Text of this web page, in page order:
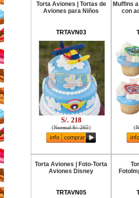
Torta Aviones | Tortas de
Aviones para Niños
TRTAVN03
S/. 218
(Normal S/. 265)
Muffins
con
(
Torta Aviones | Foto-Torta
Aviones Disney
TRTAVN05